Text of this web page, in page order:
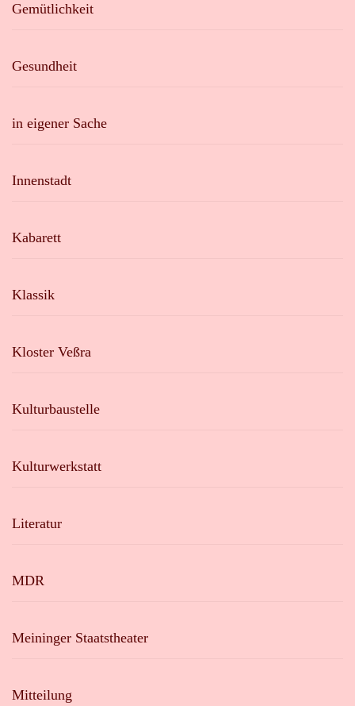
Gemütlichkeit
Gesundheit
in eigener Sache
Innenstadt
Kabarett
Klassik
Kloster Veßra
Kulturbaustelle
Kulturwerkstatt
Literatur
MDR
Meininger Staatstheater
Mitteilung